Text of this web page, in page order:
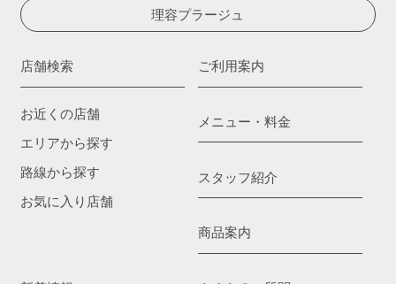
理容プラージュ
店舗検索
お近くの店舗
エリアから探す
路線から探す
お気に入り店舗
ご利用案内
メニュー・料金
スタッフ紹介
商品案内